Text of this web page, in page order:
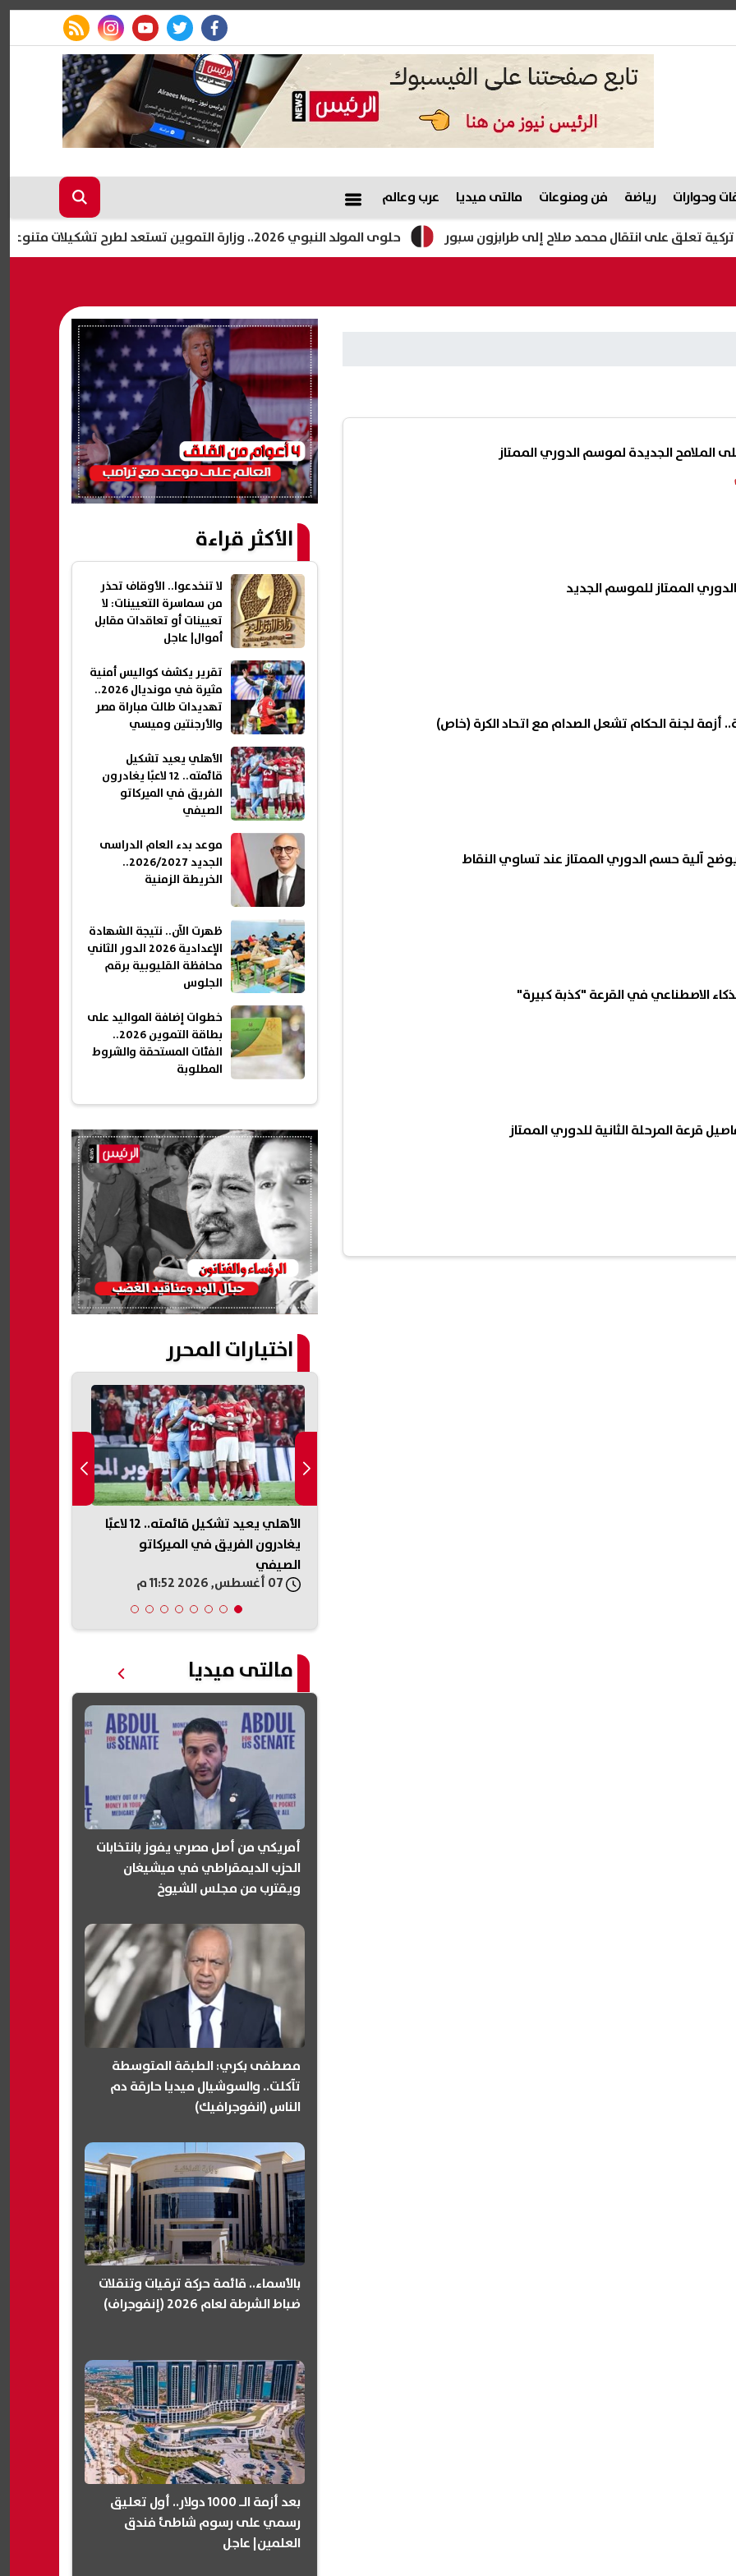
facebook
twitter
youtube
instagram
rss feed
وحوارات رياضة فن ومنوعات مالتى ميديا عرب وعالم
حلوى المولد النبوي 2026.. وزارة التموين تستعد لطرح تشكيلات متنوعة على انتقال محمد صلاح إلى طرابزون سبور
الجديدة لموسم الدوري الممتاز
الممتاز للموسم الجديد
أزمة لجنة الحكام تشعل الصدام مع اتحاد الكرة (خاص)
آلية حسم الدوري الممتاز عند تساوي النقاط
الاصطناعي في القرعة "كذبة كبيرة"
قرعة المرحلة الثانية للدوري الممتاز
الأكثر قراءة
لا تنخدعوا.. الأوقاف تحذر
من سماسرة التعيينات: لا
تعيينات أو تعاقدات مقابل
أموال| عاجل
تقرير يكشف كواليس أمنية
مثيرة في مونديال 2026..
تهديدات طالت مباراة مصر
والأرجنتين وميسي
الأهلي يعيد تشكيل
قائمته.. 12 لاعبًا يغادرون
الفريق في الميركاتو
الصيفي
موعد بدء العام الدراسى
الجديد 2026/2027..
الخريطة الزمنية
ظهرت الآن.. نتيجة الشهادة
الإعدادية 2026 الدور الثاني
محافظة القليوبية برقم
الجلوس
خطوات إضافة المواليد على
بطاقة التموين 2026..
الفئات المستحقة والشروط
المطلوبة
اختيارات المحرر
الأهلي يعيد تشكيل قائمته.. 12 لاعبًا
يغادرون الفريق في الميركاتو
الصيفي
مالتى ميديا
أمريكي من أصل مصري يفوز بانتخابات
الحزب الديمقراطي في ميشيغان
ويقترب من مجلس الشيوخ
مصطفى بكري: الطبقة المتوسطة
تآكلت.. والسوشيال ميديا حارقة دم
الناس (انفوجرافيك)
بالأسماء.. قائمة حركة ترقيات وتنقلات
ضباط الشرطة لعام 2026 (إنفوجراف)
بعد أزمة الـ 1000 دولار.. أول تعليق
رسمي على رسوم شاطئ فندق
العلمين| عاجل